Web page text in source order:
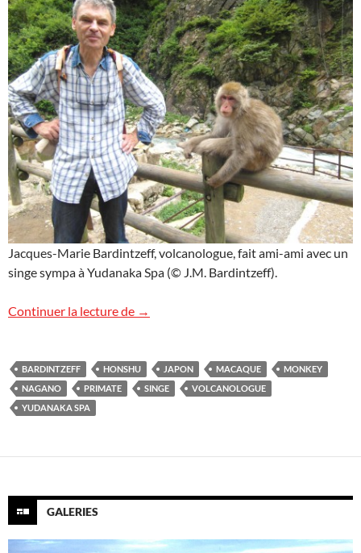
Jacques-Marie Bardintzeff, volcanologue, fait ami-ami avec un
singe sympa à Yudanaka Spa (© J.M. Bardintzeff).
Continuer la lecture de Deux primates au Japon
→
BARDINTZEFF HONSHU JAPON MACAQUE
MONKEY
NAGANO
PRIMATE SINGE
VOLCANOLOGUE
YUDANAKA SPA
GALERIES